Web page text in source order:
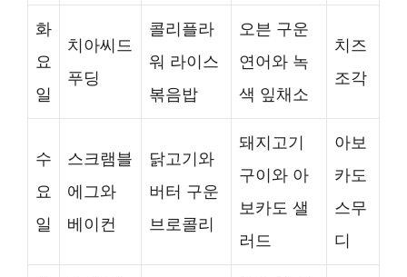
화
요
일
치아씨드
푸딩
콜리플라
워 라이스
볶음밥
오븐 구운
연어와 녹
색 잎채소
치즈
조각
수
요
일
스크램블
에그와
베이컨
닭고기와
버터 구운
브로콜리
돼지고기
구이와 아
보카도 샐
러드
아보
카도
스무
디